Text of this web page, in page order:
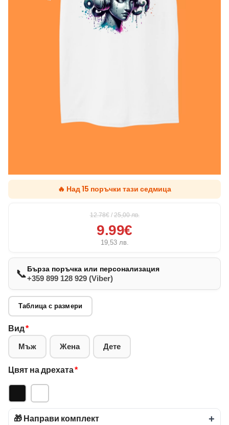
🔥 Над 15 поръчки тази седмица
12.78€ / 25,00лв.
9.99€
19,53 лв.
📞Бърза поръчка или персонализация
+359 899 128 929 (Viber)
Таблица с размери
Вид*
Мъж Жена Дете
Цвят на дрехата*
🎁 Направи комплект +